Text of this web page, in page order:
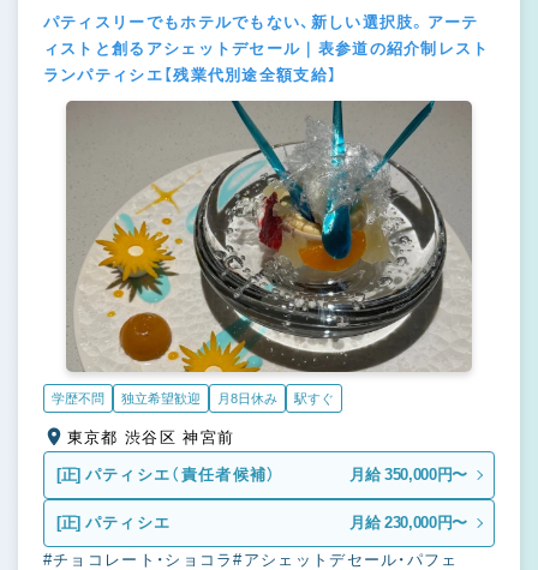
パティスリーでもホテルでもない、新しい選択肢。アーテ
ィストと創るアシェットデセール｜表参道の紹介制レスト
ランパティシエ【残業代別途全額支給】
学歴不問 独立希望歓迎 月8日休み 駅すぐ
東京都 渋谷区 神宮前
[正] パティシエ（責任者候補） 月給 350,000円〜
[正] パティシエ 月給 230,000円〜
#チョコレート・ショコラ#アシェットデセール・パフェ